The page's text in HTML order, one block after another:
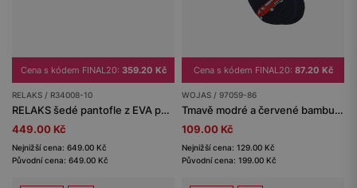
Cena s kódem FINAL20: 359.20 Kč
RELAKS / R34008-10
RELAKS šedé pantofle z EVA pěny
449.00 Kč
Nejnižší cena: 649.00 Kč
Původní cena: 649.00 Kč
Cena s kódem FINAL20: 87.20 Kč
WOJAS / 97059-86
Tmavě modré a červené bambusové ponožky s motivem auta.
109.00 Kč
Nejnižší cena: 129.00 Kč
Původní cena: 199.00 Kč